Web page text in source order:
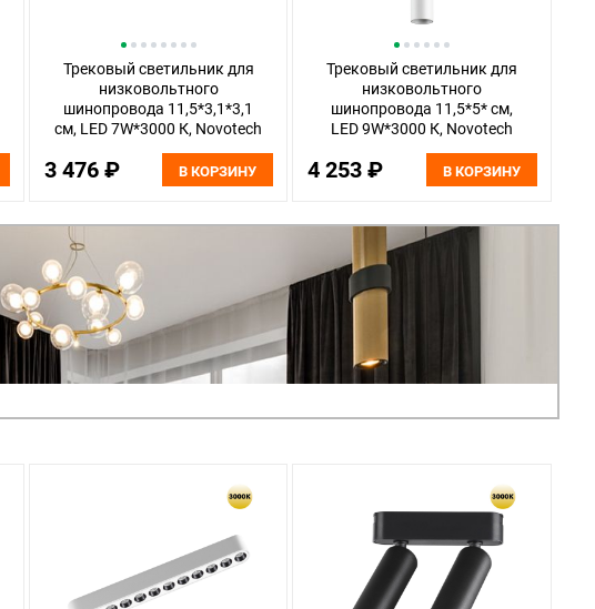
Трековый светильник для
низковольтного
шинопровода 11,5*3,1*3,1
см, LED 7W*3000 К, Novotech
3 476 ₽ В КОРЗИНУ
Трековый светильник для
низковольтного
шинопровода 11,5*5* см,
LED 9W*3000 К, Novotech
4 253 ₽ В КОРЗИНУ